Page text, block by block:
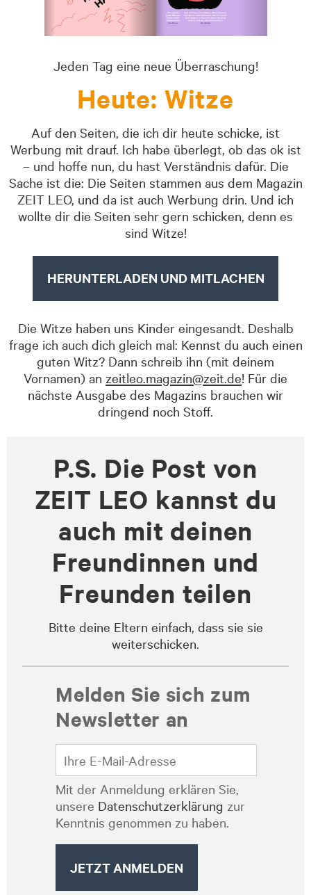
Jeden Tag eine neue Überraschung!
Heute: Witze
Auf den Seiten, die ich dir heute schicke, ist
Werbung mit drauf. Ich habe überlegt, ob das ok ist
– und hoffe nun, du hast Verständnis dafür. Die
Sache ist die: Die Seiten stammen aus dem Magazin
ZEIT LEO, und da ist auch Werbung drin. Und ich
wollte dir die Seiten sehr gern schicken, denn es
sind Witze!
HERUNTERLADEN UND MITLACHEN
Die Witze haben uns Kinder eingesandt. Deshalb
frage ich auch dich gleich mal: Kennst du auch einen
guten Witz? Dann schreib ihn (mit deinem
Vornamen) an zeitleo.magazin@zeit.de! Für die
nächste Ausgabe des Magazins brauchen wir
dringend noch Stoff.
P.S. Die Post von
ZEIT LEO kannst du
auch mit deinen
Freundinnen und
Freunden teilen
Bitte deine Eltern einfach, dass sie sie
weiterschicken.
Melden Sie sich zum
Newsletter an
Mit der Anmeldung erklären Sie,
unsere Datenschutzerklärung zur
Kenntnis genommen zu haben.